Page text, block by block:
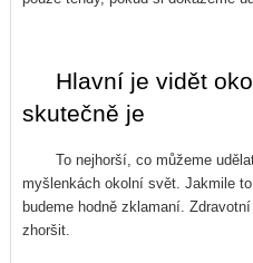
Hlavní je vidět
skutečně je
To nejhorší, co můžeme
myšlenkách okolní svět. Jakmile
budeme hodně zklamaní.
zhoršit.